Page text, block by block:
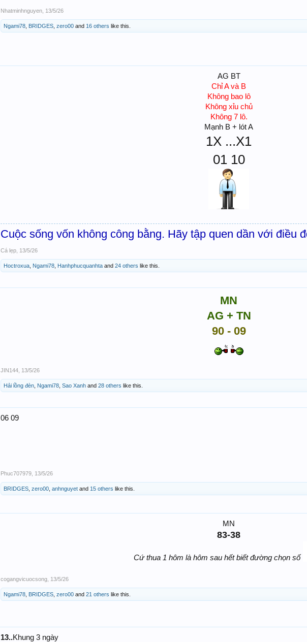
Nhatminhnguyen 13/5/26
Ngami78 BRIDGES zero00 and 16 others like this.
AG BT
Chỉ A và B
Không bao lô
Không xỉu chủ
Không 7 lô.
Mạnh B + lót A
1X ...X1
01 10
Cuộc sống vốn không công bằng. Hãy tập quen dần với điều
Cá lẹp 13/5/26
Hoctroxua Ngami78 Hanhphucquanhta and 24 others like this.
MN
AG + TN
90 - 09
JIN144 13/5/26
Hải lồng đèn Ngami78 Sao Xanh and 28 others like this.
06 09
Phuc707979 13/5/26
BRIDGES zero00 anhnguyet and 15 others like this.
MN
83-38
Cứ thua 1 hôm là hôm sau hết biết đường chọn số
cogangvicuocsong 13/5/26
Ngami78 BRIDGES zero00 and 21 others like this.
13..Khung 3 ngày